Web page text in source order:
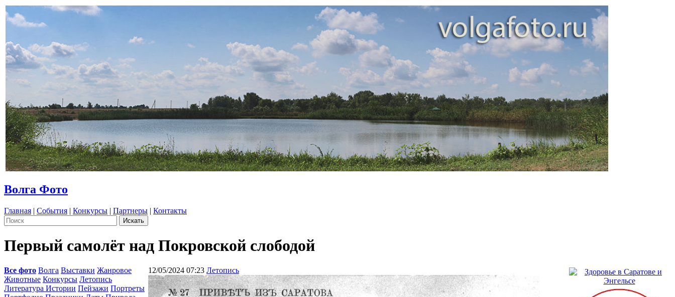
Волга Фото
Главная | События | Конкурсы | Партнеры | Контакты
Первый самолёт над Покровской слободой
Все фото Волга Выставки Жанровое
Животные Конкурсы Летопись
Литература Истории Пейзажи Портреты
12/05/2024 07:23 Летопись